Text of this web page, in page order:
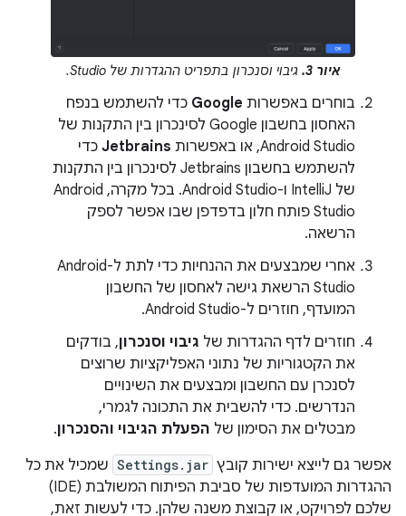
איור 3. גיבוי וסנכרון בתפריט ההגדרות של Studio.
בוחרים באפשרות Google כדי להשתמש בנפח
האחסון בחשבון Google לסינכרון בין התקנות של
Android Studio, או באפשרות
Jetbrains כדי
להשתמש בחשבון Jetbrains לסינכרון בין התקנות
של IntelliJ ו-Android Studio. בכל מקרה, Android
Studio פותח חלון בדפדפן שבו אפשר לספק
הרשאה.
אחרי שמבצעים את ההנחיות כדי לתת ל-Android
Studio הרשאת גישה לאחסון של החשבון
המועדף, חוזרים ל-Android Studio.
חוזרים לדף ההגדרות של גיבוי וסנכרון, בודקים
את הקטגוריות של נתוני האפליקציות שרוצים
לסנכרן עם החשבון ומבצעים את השינויים
הנדרשים. כדי להשבית את התכונה לגמרי,
מבטלים את הסימון של הפעלת הגיבוי והסנכרון.
אפשר גם לייצא ישירות קובץ Settings.jar שמכיל את כל
ההגדרות המועדפות של סביבת הפיתוח המשולבת (IDE)
שלכם לפרויקט, או קבוצת משנה שלהן. כדי לעשות זאת,